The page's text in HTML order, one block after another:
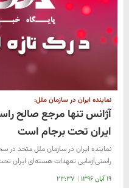
نماینده ایران در سازمان ملل:
آژانس تنها مرجع صالح
ایران تحت برجام است
نماینده ایران در سازمان ملل متحد در
راستی‌آزمایی تعهدات هسته‌ای ایران
۱۹ آبان ۱۳۹۶ | ۲۳:۳۷